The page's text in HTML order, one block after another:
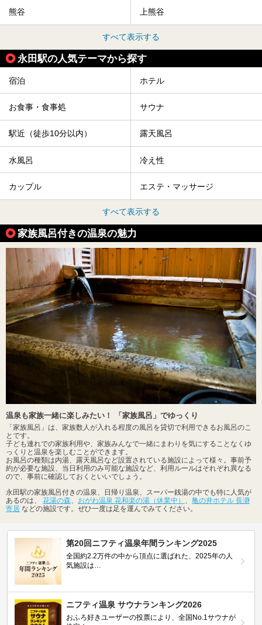
熊谷 上熊谷
すべて表示する
永田駅の人気テーマから探す
宿泊 ホテル
お食事・食事処 サウナ
駅近（徒歩10分以内） 露天風呂
水風呂 冷え性
カップル エステ・マッサージ
すべて表示する
家族風呂付きの温泉の魅力
温泉も家族一緒に楽しみたい！ 「家族風呂」でゆっくり
「家族風呂」は、家族数人が入れる程度の風呂を貸切で利用できるお風呂のこ
とです。
子ども連れでの家族利用や、家族みんなで一緒にまわりを気にすることなくゆ
っくりと温泉を楽しむことができます。
お風呂の種類は内湯、露天風呂など設置されている施設によって様々。事前予
約が必要な施設、当日利用のみ可能な施設など、利用ルールはそれぞれ異なる
ので、事前に確認しておくといいでしょう。
永田駅の家族風呂付きの温泉、日帰り温泉、スーパー銭湯の中でも特に人気が
あるのは、 花湯の森、 おがわ温泉 花和楽の湯（休業中） 、 亀の井ホテル 長瀞
寄居 などの施設です。ぜひ一度は足を運んでみてください。
第20回ニフティ温泉年間ランキング2025
全国約2.2万件の中から頂点に選ばれた、2025年の人
気施設は…
ニフティ温泉 サウナランキング2026
おふろ好きユーザーの投票により、全国No.1サウナが